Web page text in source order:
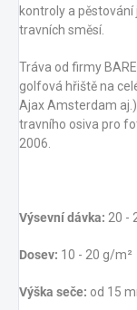
kontroly a
travních směsí.
Tráva od firmy
golfová hřiště na
Ajax Amsterdam
travního osiva pro
2006.
Výsevní dávka: 20 -
Dosev: 10 - 20 g/m²
Výška seče: od 15